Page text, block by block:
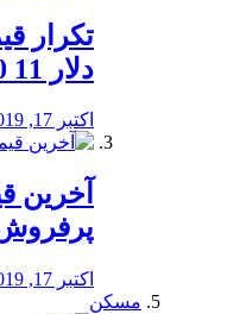
تکرار
دلار 11 400
اکتبر 17, 2019
آخرین
پرفروش
اکتبر 17, 2019
مسکن